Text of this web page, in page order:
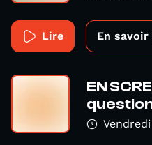
Lire En savoir
EN
question